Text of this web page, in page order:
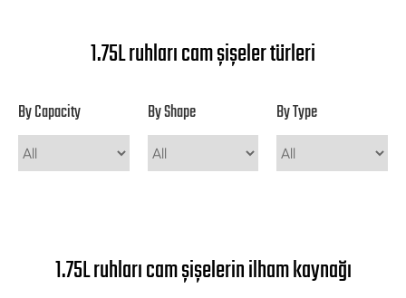
1.75L ruhları cam şişeler türleri
By Capacity By Shape By Type
1.75L ruhları cam şişelerin ilham kaynağı